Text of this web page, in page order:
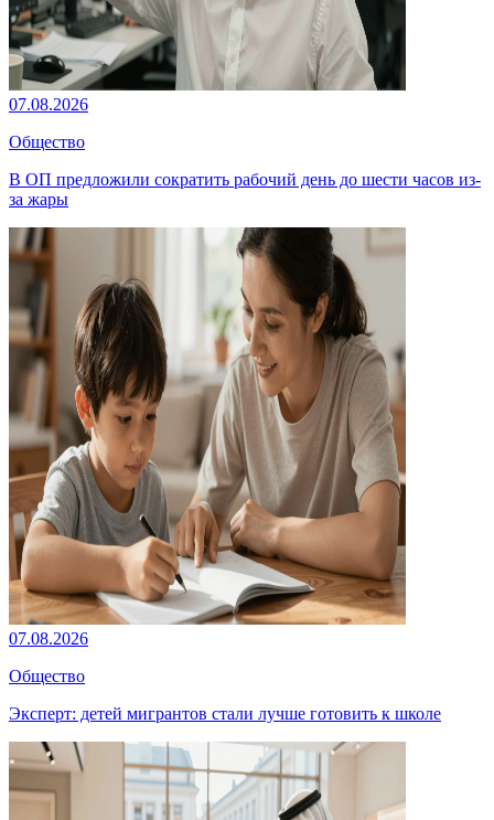
07.08.2026
Общество
В ОП предложили сократить рабочий день до шести часов из-
за жары
07.08.2026
Общество
Эксперт: детей мигрантов стали лучше готовить к школе